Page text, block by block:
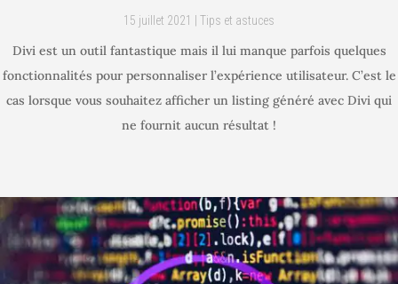
15 juillet 2021 | Tips et astuces
Divi est un outil fantastique mais il lui manque parfois quelques
fonctionnalités pour personnaliser l’expérience utilisateur. C’est le
cas lorsque vous souhaitez afficher un listing généré avec Divi qui
ne fournit aucun résultat !